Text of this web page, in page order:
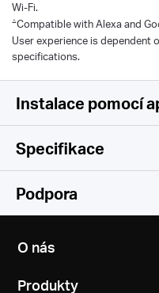
Wi-Fi.
△Compatible with Alexa and
User experience is dependent
specifications.
Instalace pomocí
Specifikace
Camera
1/32'' Progressive Scan
1920× 1080 px
Podpora
O nás
Produkty